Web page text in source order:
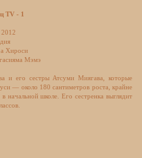
TV - 1
2012
Хироси
Мэмэ
и его сестры Атсуми Миягава, которые
— около 180 сантиметров роста, крайне
начальной школе. Его сестренка выглядит